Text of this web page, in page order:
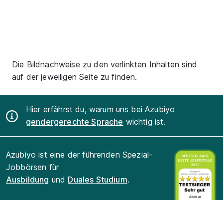
Die Bildnachweise zu den verlinkten Inhalten sind
auf der jeweiligen Seite zu finden.
Hier erfährst du, warum uns bei Azubiyo
gendergerechte Sprache wichtig ist.
Azubiyo ist eine der führenden Spezial-
Jobbörsen für
Ausbildung und Duales Studium.